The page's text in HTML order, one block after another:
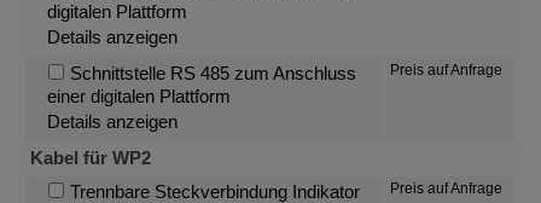
digitalen Plattform
Details anzeigen
Schnittstelle RS 485 zum Anschluss
einer digitalen Plattform
Details anzeigen
Preis auf Anfrage
Kabel für WP2
Trennbare Steckverbindung Indikator
Preis auf Anfrage